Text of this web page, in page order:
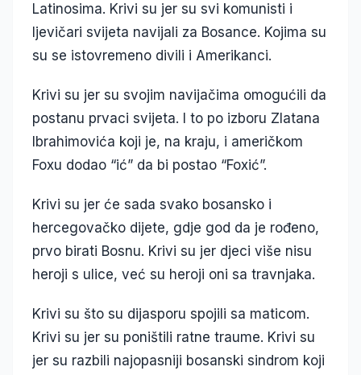
Latinosima. Krivi su jer su svi komunisti i
ljevičari svijeta navijali za Bosance. Kojima su
su se istovremeno divili i Amerikanci.
Krivi su jer su svojim navijačima omogućili da
postanu prvaci svijeta. I to po izboru Zlatana
Ibrahimovića koji je, na kraju, i američkom
Foxu dodao “ić” da bi postao “Foxić”.
Krivi su jer će sada svako bosansko i
hercegovačko dijete, gdje god da je rođeno,
prvo birati Bosnu. Krivi su jer djeci više nisu
heroji s ulice, već su heroji oni sa travnjaka.
Krivi su što su dijasporu spojili sa maticom.
Krivi su jer su poništili ratne traume. Krivi su
jer su razbili najopasniji bosanski sindrom koji